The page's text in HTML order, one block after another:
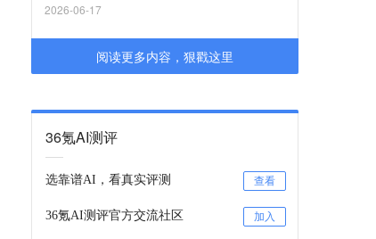
2026-06-17
阅读更多内容，狠戳这里
36氪AI测评
选靠谱AI，看真实评测 查看
36氪AI测评官方交流社区 加入